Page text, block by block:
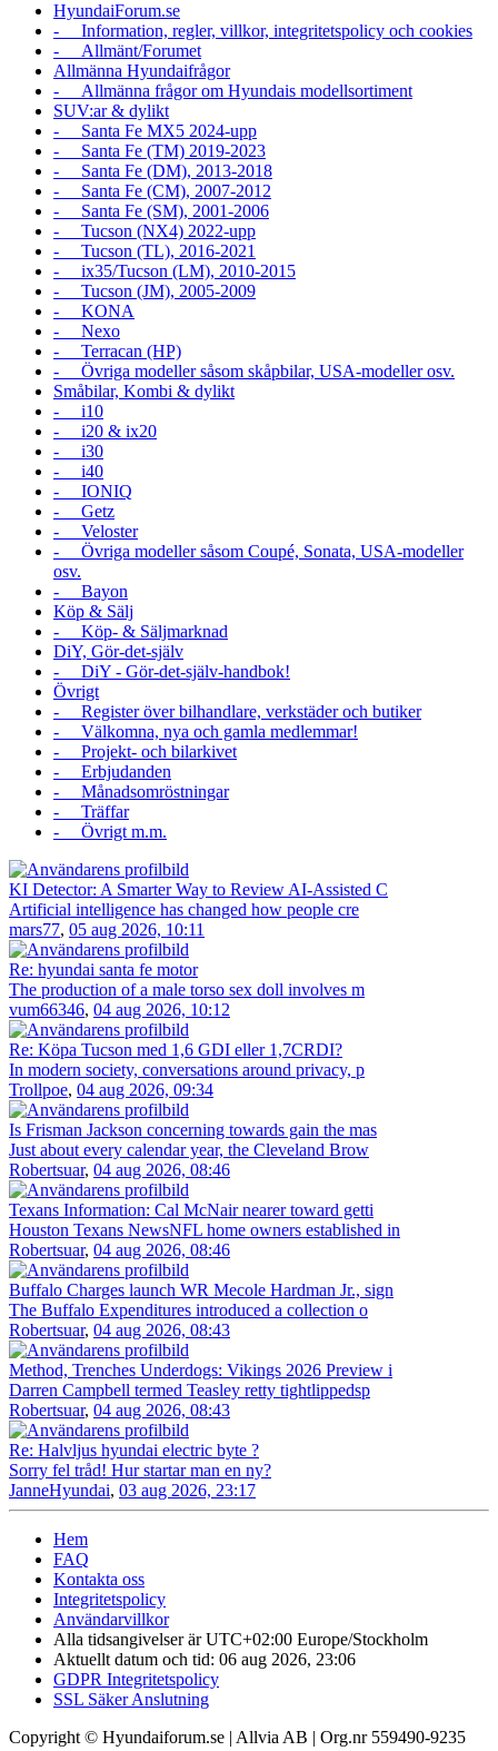
HyundaiForum.se
- Information, regler, villkor, integritetspolicy och cookies
- Allmänt/Forumet
Allmänna Hyundaifrågor
- Allmänna frågor om Hyundais modellsortiment
SUV:ar & dylikt
- Santa Fe MX5 2024-upp
- Santa Fe (TM) 2019-2023
- Santa Fe (DM), 2013-2018
- Santa Fe (CM), 2007-2012
- Santa Fe (SM), 2001-2006
- Tucson (NX4) 2022-upp
- Tucson (TL), 2016-2021
- ix35/Tucson (LM), 2010-2015
- Tucson (JM), 2005-2009
- KONA
- Nexo
- Terracan (HP)
- Övriga modeller såsom skåpbilar, USA-modeller osv.
Småbilar, Kombi & dylikt
- i10
- i20 & ix20
- i30
- i40
- IONIQ
- Getz
- Veloster
- Övriga modeller såsom Coupé, Sonata, USA-modeller
osv.
- Bayon
Köp & Sälj
- Köp- & Säljmarknad
DiY, Gör-det-själv
- DiY - Gör-det-själv-handbok!
Övrigt
- Register över bilhandlare, verkstäder och butiker
- Välkomna, nya och gamla medlemmar!
- Projekt- och bilarkivet
- Erbjudanden
- Månadsomröstningar
- Träffar
- Övrigt m.m.
KI Detector: A Smarter Way to Review AI-Assisted C
Artificial intelligence has changed how people cre
mars77, 05 aug 2026, 10:11
Re: hyundai santa fe motor
The production of a male torso sex doll involves m
vum66346, 04 aug 2026, 10:12
Re: Köpa Tucson med 1,6 GDI eller 1,7CRDI?
In modern society, conversations around privacy, p
Trollpoe, 04 aug 2026, 09:34
Is Frisman Jackson concerning towards gain the mas
Just about every calendar year, the Cleveland Brow
Robertsuar, 04 aug 2026, 08:46
Texans Information: Cal McNair nearer toward getti
Houston Texans NewsNFL home owners established in
Robertsuar, 04 aug 2026, 08:46
Buffalo Charges launch WR Mecole Hardman Jr., sign
The Buffalo Expenditures introduced a collection o
Robertsuar, 04 aug 2026, 08:43
Method, Trenches Underdogs: Vikings 2026 Preview i
Darren Campbell termed Teasley retty tightlippedsp
Robertsuar, 04 aug 2026, 08:43
Re: Halvljus hyundai electric byte ?
Sorry fel tråd! Hur startar man en ny?
JanneHyundai, 03 aug 2026, 23:17
Hem
FAQ
Kontakta oss
Integritetspolicy
Användarvillkor
Alla tidsangivelser är UTC+02:00 Europe/Stockholm
Aktuellt datum och tid: 06 aug 2026, 23:06
GDPR Integritetspolicy
SSL Säker Anslutning
Copyright © Hyundaiforum.se | Allvia AB | Org.nr 559490-9235